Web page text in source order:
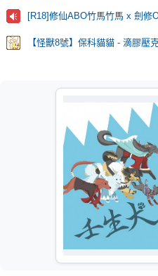
[R18]修仙ABO竹馬竹馬 x 劍修
【怪獸8號】保科貓貓 - 滴膠壓